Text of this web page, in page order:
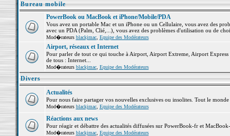
Bureau mobile
PowerBook ou MacBook et iPhone/Mobile/PDA
Vous avez un portable Mac et un iPhone ou un Cellulaire, vous avez des
avec un PDA (Palm, Clié,...), vous avez des problèmes d'utilisation ou de
Mod�rateurs blackjmac, Equipe des Modérateurs
Airport, réseaux et Internet
Pour parler de tout ce qui touche à Airport, Airport Extreme, Airport
de tous : Internet...
Mod�rateurs blackjmac, Equipe des Modérateurs
Divers
Actualités
Pour nous faire partager vos nouvelles exclusives ou insolites. Tout le
Mod�rateurs blackjmac, Equipe des Modérateurs
Réactions aux news
Pour réagir et débattre des actualités diffusées sur PowerBook-fr et
Mod�rateurs blackjmac, Equipe des Modérateurs